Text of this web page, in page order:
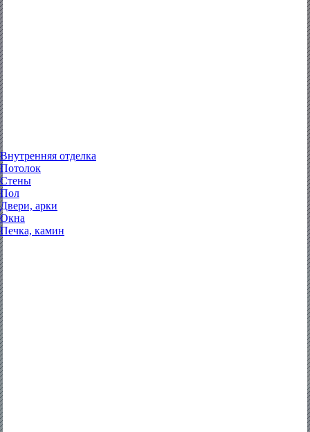
Внутренняя отделка
Потолок
Стены
Пол
Двери, арки
Окна
Печка, камин